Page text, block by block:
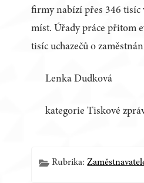
firmy nabízí přes 346 tisíc
míst. Úřady práce přitom
tisíc uchazečů o
Lenka Dudková
kategorie Tiskové
Rubrika: